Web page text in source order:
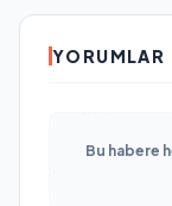
Bu habere